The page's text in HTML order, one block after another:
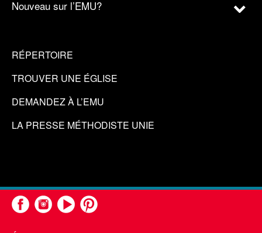
Nouveau sur l’EMU?
RÉPERTOIRE
TROUVER UNE ÉGLISE
DEMANDEZ À L’EMU
LA PRESSE MÉTHODISTE UNIE